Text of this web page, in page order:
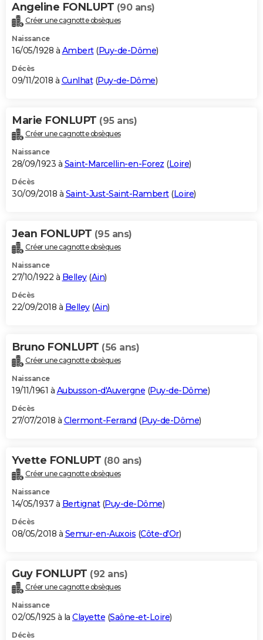
Angeline FONLUPT (90 ans)
Créer une cagnotte obsèques
Naissance
16/05/1928 à Ambert(Puy-de-Dôme)
Décès
09/11/2018 à Cunlhat(Puy-de-Dôme)
Marie FONLUPT (95 ans)
Créer une cagnotte obsèques
Naissance
28/09/1923 à Saint-Marcellin-en-Forez (Loire)
Décès
30/09/2018 à Saint-Just-Saint-Rambert(Loire)
Jean FONLUPT (95 ans)
Créer une cagnotte obsèques
Naissance
27/10/1922 à Belley(Ain)
Décès
22/09/2018 à Belley(Ain)
Bruno FONLUPT (56 ans)
Créer une cagnotte obsèques
Naissance
19/11/1961 à Aubusson-d'Auvergne (Puy-de-Dôme)
Décès
27/07/2018 à Clermont-Ferrand (Puy-de-Dôme)
Yvette FONLUPT (80 ans)
Créer une cagnotte obsèques
Naissance
14/05/1937 à Bertignat(Puy-de-Dôme)
Décès
08/05/2018 à Semur-en-Auxois (Côte-d'Or)
Guy FONLUPT (92 ans)
Créer une cagnotte obsèques
Naissance
02/05/1925 à la Clayette (Saône-et-Loire)
Décès